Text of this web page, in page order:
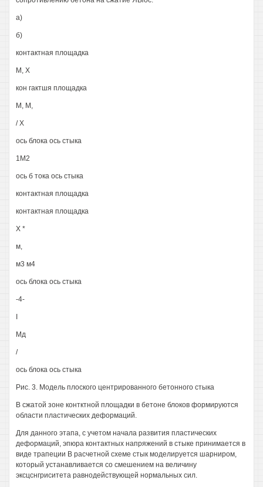
а)
б)
контактная площадка
М, X
кон гактшя площадка
М, М,
/ X
ось блока ось стыка
1М2
ось б тока ось стыка
контактная площадка
контактная площадка
X *
м,
м3 м4
ось блока ось стыка
-4-
Мд
/
ось блока ось стыка
Рис. 3. Модель плоского центрированного бетонного стыка
В сжатой зоне контктной площадки в бетоне блоков формируются
области пластических деформаций.
Для данного этапа, с учетом начала развития пластических
деформаций, эпюра контактных напряжений в стыке принимается в
виде трапеции В расчетной схеме стык моделируется шарниром,
который устанавливается со смешением на величину
эксцснгриситета равнодействующей нормальных сил.